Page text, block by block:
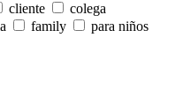
cliente
colega
family
para niños